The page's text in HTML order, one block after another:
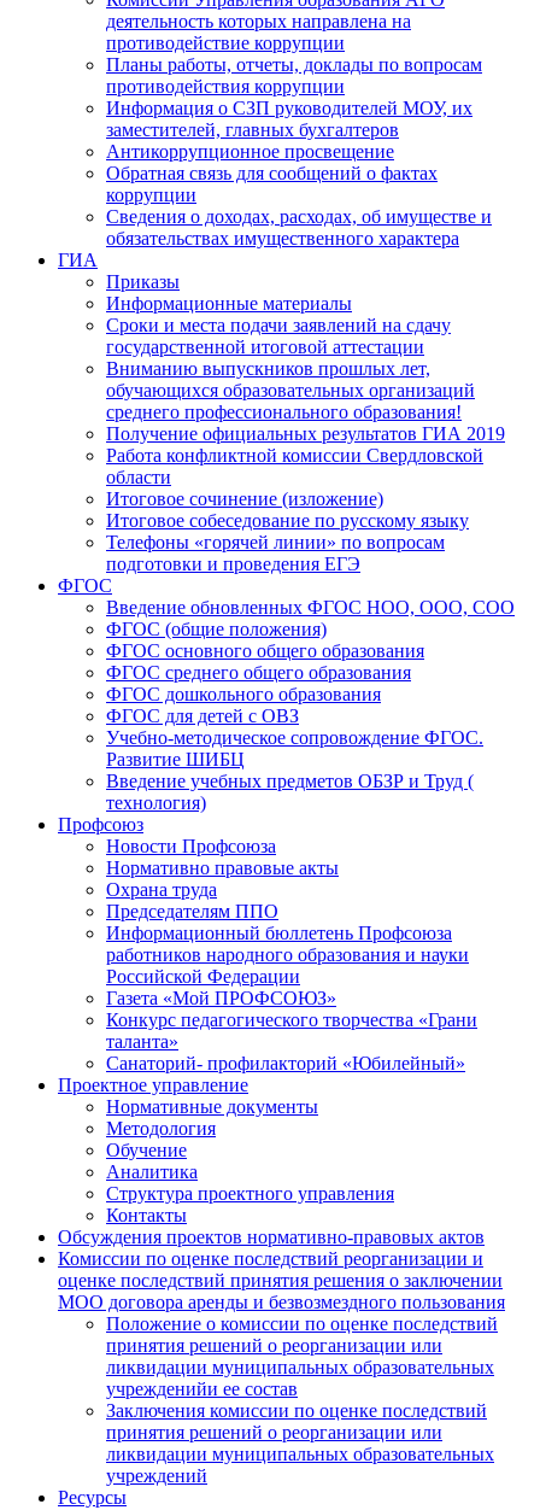
деятельность которых направлена на
противодействие коррупции
Планы работы, отчеты, доклады по вопросам
противодействия коррупции
Информация о СЗП руководителей МОУ, их
заместителей, главных бухгалтеров
Антикоррупционное просвещение
Обратная связь для сообщений о фактах
коррупции
Сведения о доходах, расходах, об имуществе и
обязательствах имущественного характера
ГИА
Приказы
Информационные материалы
Сроки и места подачи заявлений на сдачу
государственной итоговой аттестации
Вниманию выпускников прошлых лет,
обучающихся образовательных организаций
среднего профессионального образования!
Получение официальных результатов ГИА 2019
Работа конфликтной комиссии Свердловской
области
Итоговое сочинение (изложение)
Итоговое собеседование по русскому языку
Телефоны «горячей линии» по вопросам
подготовки и проведения ЕГЭ
ФГОС
Введение обновленных ФГОС НОО, ООО, СОО
ФГОС (общие положения)
ФГОС основного общего образования
ФГОС среднего общего образования
ФГОС дошкольного образования
ФГОС для детей с ОВЗ
Учебно-методическое сопровождение ФГОС.
Развитие ШИБЦ
Введение учебных предметов ОБЗР и Труд (
технология)
Профсоюз
Новости Профсоюза
Нормативно правовые акты
Охрана труда
Председателям ППО
Информационный бюллетень Профсоюза
работников народного образования и науки
Российской Федерации
Газета «Мой ПРОФСОЮЗ»
Конкурс педагогического творчества «Грани
таланта»
Санаторий- профилакторий «Юбилейный»
Проектное управление
Нормативные документы
Методология
Обучение
Аналитика
Структура проектного управления
Контакты
Обсуждения проектов нормативно-правовых актов
Комиссии по оценке последствий реорганизации и
оценке последствий принятия решения о заключении
МОО договора аренды и безвозмездного пользования
Положение о комиссии по оценке последствий
принятия решений о реорганизации или
ликвидации муниципальных образовательных
учрежденийи ее состав
Заключения комиссии по оценке последствий
принятия решений о реорганизации или
ликвидации муниципальных образовательных
учреждений
Ресурсы